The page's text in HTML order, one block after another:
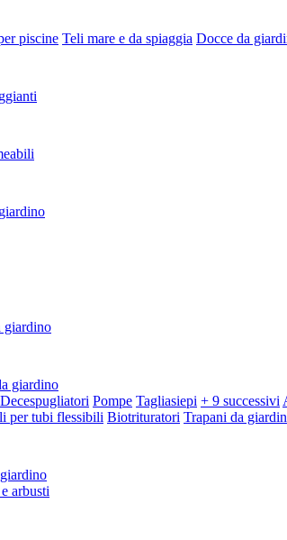
piscine Teli mare e da spiaggia Docce da
giardino
giardino
Decespugliatori Pompe Tagliasiepi + 9 successivi
per tubi flessibili Biotrituratori Trapani da
arbusti